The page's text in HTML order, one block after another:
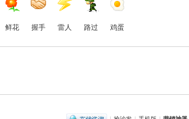
鲜花 握手 雷人 路过 鸡蛋